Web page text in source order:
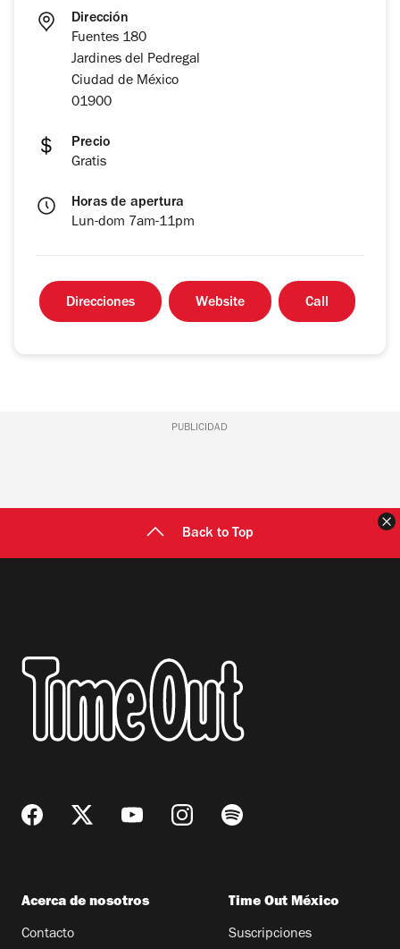
Dirección
Fuentes 180
Jardines del Pedregal
Ciudad de México
01900
Precio
Gratis
Horas de apertura
Lun-dom 7am-11pm
Direcciones Website Call
PUBLICIDAD
Back to Top
Acerca de nosotros
Contacto
Time Out México
Suscripciones